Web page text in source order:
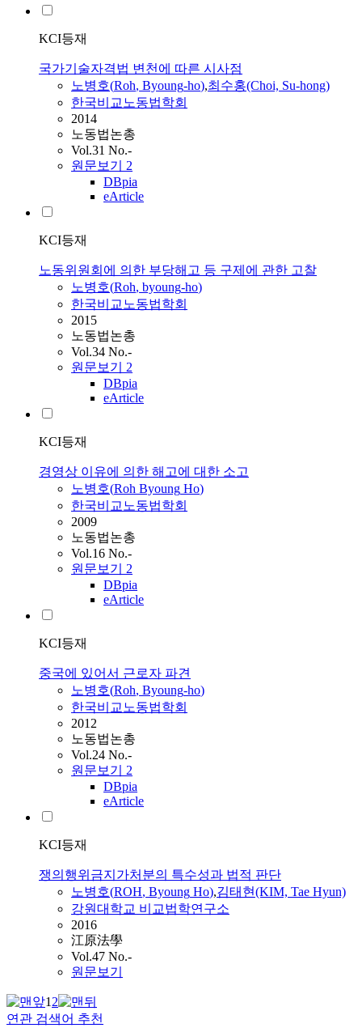
KCI등재
국가기술자격법 변천에 따른 시사점
노병호(Roh, Byoung-ho),최수홍(Choi, Su-hong)
한국비교노동법학회
2014
노동법논총
Vol.31 No.-
원문보기 2
DBpia
eArticle
KCI등재
노동위원회에 의한 부당해고 등 구제에 관한 고찰
노병호(Roh, byoung-ho)
한국비교노동법학회
2015
노동법논총
Vol.34 No.-
원문보기 2
DBpia
eArticle
KCI등재
경영상 이유에 의한 해고에 대한 소고
노병호(Roh Byoung Ho)
한국비교노동법학회
2009
노동법논총
Vol.16 No.-
원문보기 2
DBpia
eArticle
KCI등재
중국에 있어서 근로자 파견
노병호(Roh, Byoung-ho)
한국비교노동법학회
2012
노동법논총
Vol.24 No.-
원문보기 2
DBpia
eArticle
KCI등재
쟁의행위금지가처분의 특수성과 법적 판단
노병호(ROH, Byoung Ho),김태현(KIM, Tae Hyun)
강원대학교 비교법학연구소
2016
江原法學
Vol.47 No.-
원문보기
12
연관 검색어 추천